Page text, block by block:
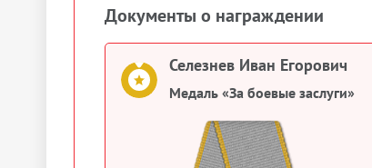
Документы о награждении
Селезнев Иван Егорович
Медаль «За боевые заслуги»